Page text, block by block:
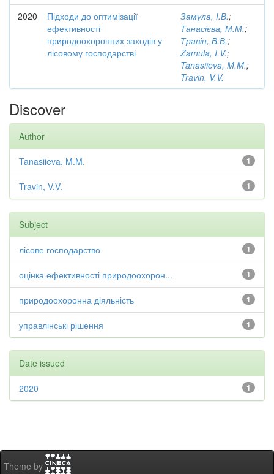
2020
Підходи до оптимізації
ефективності
природоохоронних заходів у
лісовому господарстві
Замула, І.В.;
Танасієва, М.М.;
Травін, В.В.;
Zamula, I.V.;
Tanasiieva, M.M.;
Travin, V.V.
Discover
Author
1
Tanasiieva, M.M.
1
Travin, V.V.
Subject
1
лісове господарство
1
оцінка ефективності природоохорон...
1
природоохоронна діяльність
1
управлінські рішення
Date issued
1
2020
Theme by